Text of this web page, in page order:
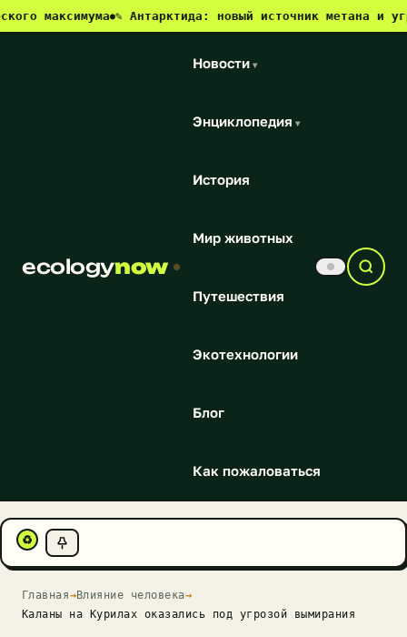
●✎ Антарктида: новый источник метана и угроза
ecologynow
Новости ▾
Энциклопедия ▾
История
Мир животных
Путешествия
Экотехнологии
Блог
Как пожаловаться
♻
Главная→Влияние человека→
Каланы на Курилах оказались под угрозой вымирания